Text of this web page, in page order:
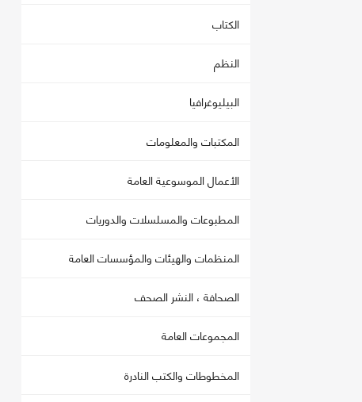
الكتاب
النظم
البيليوغرافيا
المكتبات والمعلومات
الأعمال الموسوعية العامة
المطبوعات والمسلسلات والدوريات
المنظمات والهيئات والمؤسسات العامة
الصحافة ، النشر الصحف
المجموعات العامة
المخطوطات والكتب النادرة